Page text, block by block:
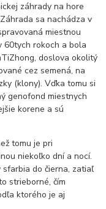
záhrady na hore
sa nachádza v
miestnou
60tych rokoch a bola
doslova okolitý
cez semená, na
(klony). Vďka tomu si
genofond miestnych
korene a sú
tomu je pri
niekoľko dní a nocí.
do čierna, zatiaľ
strieborné, čím
ktorého je aj